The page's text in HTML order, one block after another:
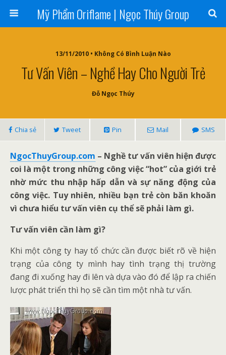
Mỹ Phẩm Oriflame | Ngọc Thúy Group
13/11/2010 • Không Có Bình Luận Nào
Tư Vấn Viên – Nghề Hay Cho Người Trẻ
Đỗ Ngọc Thúy
Chia sẻ Tweet Pin Mail SMS
NgocThuyGroup.com – Nghề tư vấn viên hiện được
coi là một trong những công việc “hot” của giới trẻ
nhờ mức thu nhập hấp dẫn và sự năng động của
công việc. Tuy nhiên, nhiều bạn trẻ còn băn khoăn
vì chưa hiểu tư vấn viên cụ thể sẽ phải làm gì.
Tư vấn viên cần làm gì?
Khi một công ty hay tổ chức cần được biết rõ về hiện
trạng của công ty mình hay tình trạng thị trường
đang đi xuống hay đi lên và dựa vào đó để lập ra chiến
lược phát triển thì họ sẽ cần tìm một nhà tư vấn.